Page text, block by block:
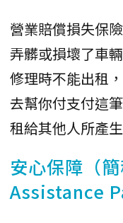
營業賠償損失保
弄髒或損壞了車
修理時不能出租
去幫你付支付這
租給其他人所產
安心保障（
Assistance